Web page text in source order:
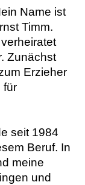
Name ist
Timm.
Zunächst
Erzieher
für
seit 1984
Beruf. In
meine
und